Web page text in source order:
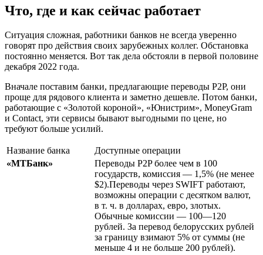
Что, где и как сейчас работает
Ситуация сложная, работники банков не всегда уверенно
говорят про действия своих зарубежных коллег. Обстановка
постоянно меняется. Вот так дела обстояли в первой половине
декабря 2022 года.
Вначале поставим банки, предлагающие переводы P2P, они
проще для рядового клиента и заметно дешевле. Потом банки,
работающие с «Золотой короной», «Юнистрим», MoneyGram
и Contact, эти сервисы бывают выгодными по цене, но
требуют больше усилий.
Название банка
Доступные операции
«МТБанк»
Переводы P2P более чем в 100
государств, комиссия — 1,5% (не менее
$2).Переводы через SWIFT работают,
возможны операции с десятком валют,
в т. ч. в долларах, евро, злотых.
Обычные комиссии — 100—120
рублей. За перевод белорусских рублей
за границу взимают 5% от суммы (не
меньше 4 и не больше 200 рублей).